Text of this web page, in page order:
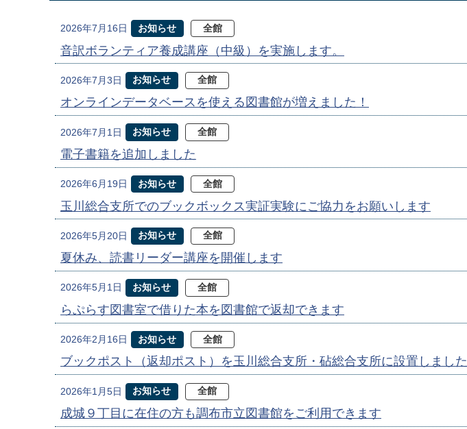
2026年7月16日 お知らせ 全館
音訳ボランティア養成講座（中級）を実施します。
2026年7月3日 お知らせ 全館
オンラインデータベースを使える図書館が増えました！
2026年7月1日 お知らせ 全館
電子書籍を追加しました
2026年6月19日 お知らせ 全館
玉川総合支所でのブックボックス実証実験にご協力をお願いします
2026年5月20日 お知らせ 全館
夏休み、読書リーダー講座を開催します
2026年5月1日 お知らせ 全館
らぷらす図書室で借りた本を図書館で返却できます
2026年2月16日 お知らせ 全館
ブックポスト（返却ポスト）を玉川総合支所・砧総合支所に設置しました
2026年1月5日 お知らせ 全館
成城９丁目に在住の方も調布市立図書館をご利用できます